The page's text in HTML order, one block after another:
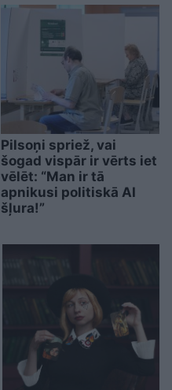
Pilsoņi spriež, vai
šogad vispār ir vērts iet
vēlēt: “Man ir tā
apnikusi politiskā AI
šļura!”